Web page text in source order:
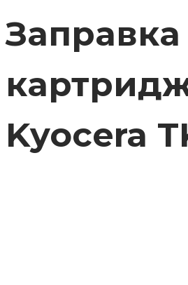
Заправка
Kyocera